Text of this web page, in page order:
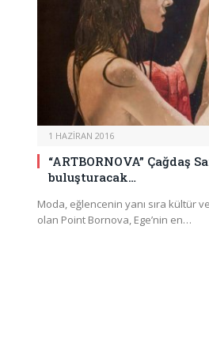
1 HAZIRAN 2016
“ARTBORNOVA” Çağdaş
buluşturacak…
Moda, eğlencenin yanı sıra kültür
olan Point Bornova, Ege’nin en…